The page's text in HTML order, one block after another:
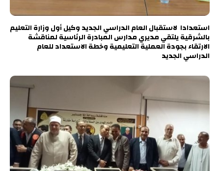
استعدادا لاستقبال العام الدراسي الجديد وكيل أول وزارة التعليم
بالشرقية يلتقي مديري مدارس المبادرة الرئاسية لمناقشة
الارتقاء بجودة العملية التعليمية وخطة الاستعداد للعام
الدراسي الجديد